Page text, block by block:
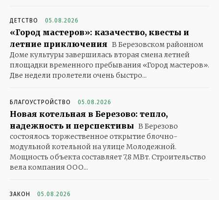
ДЕТСТВО 05.08.2026
«Город мастеров»: казачество, квесты и
летние приключения В Березовском районном
Доме культуры завершилась вторая смена летней
площадки временного пребывания «Город мастеров».
Две недели пролетели очень быстро...
БЛАГОУСТРОЙСТВО 05.08.2026
Новая котельная в Березово: тепло,
надежность и перспективы В Березово
состоялось торжественное открытие блочно-
модульной котельной на улице Молодежной.
Мощность объекта составляет 7,8 МВт. Строительство
вела компания ООО...
ЗАКОН 05.08.2026